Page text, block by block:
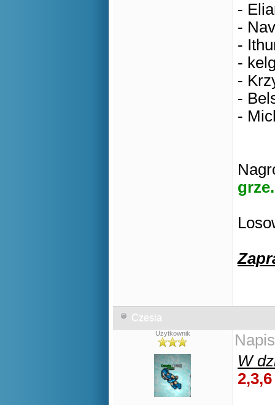
-
-
-
-
-
-
-
grze.
Czesia
Użytkownik
W
2,3,6